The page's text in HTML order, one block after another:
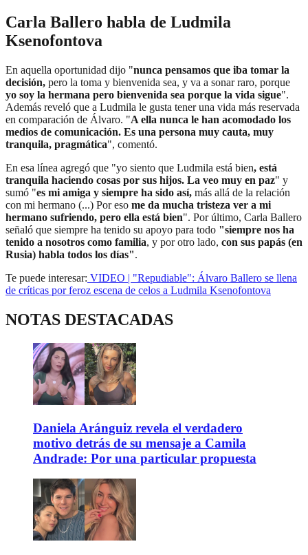
Carla Ballero habla de Ludmila
Ksenofontova
En aquella oportunidad dijo "nunca pensamos que iba tomar la
decisión, pero la toma y bienvenida sea, y va a sonar raro, porque
yo soy la hermana pero bienvenida sea porque la vida sigue".
Además reveló que a Ludmila le gusta tener una vida más reservada
en comparación de Álvaro. "A ella nunca le han acomodado los
medios de comunicación. Es una persona muy cauta, muy
tranquila, pragmática", comentó.
En esa línea agregó que "yo siento que Ludmila está bien, está
tranquila haciendo cosas por sus hijos. La veo muy en paz" y
sumó "es mi amiga y siempre ha sido así, más allá de la relación
con mi hermano (...) Por eso me da mucha tristeza ver a mi
hermano sufriendo, pero ella está bien". Por último, Carla Ballero
señaló que siempre ha tenido su apoyo para todo "siempre nos ha
tenido a nosotros como familia, y por otro lado, con sus papás (en
Rusia) habla todos los días".
Te puede interesar: VIDEO | "Repudiable": Álvaro Ballero se llena
de críticas por feroz escena de celos a Ludmila Ksenofontova
NOTAS DESTACADAS
Daniela Aránguiz revela el verdadero
motivo detrás de su mensaje a Camila
Andrade: Por una particular propuesta